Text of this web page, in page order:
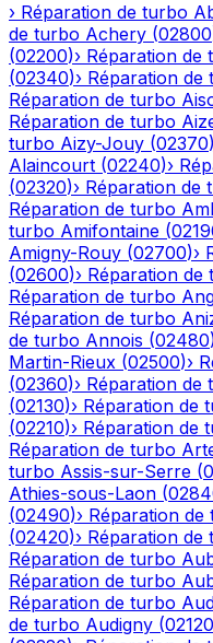
› Réparation de turbo
de turbo Achery (02800
(02200)› Réparation de
(02340)› Réparation de
Réparation de turbo
Réparation de turbo
turbo Aizy-Jouy (02370)
Alaincourt (02240)›
(02320)› Réparation de
Réparation de turbo
turbo Amifontaine (
Amigny-Rouy (02700)›
(02600)› Réparation de
Réparation de turbo
Réparation de turbo
de turbo Annois (02480
Martin-Rieux (02500)›
(02360)› Réparation de
(02130)› Réparation de
(02210)› Réparation de
Réparation de turbo
turbo Assis-sur-Serre (
Athies-sous-Laon (
(02490)› Réparation de
(02420)› Réparation de
Réparation de turbo
Réparation de turbo
Réparation de turbo
de turbo Audigny (02120